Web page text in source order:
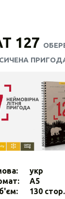
127
укр
A5
130 стор.